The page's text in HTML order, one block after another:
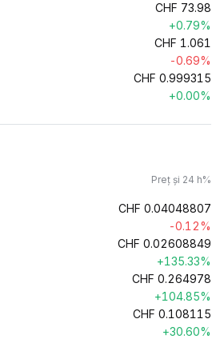
CHF 73.98
+0.79%
CHF 1.061
-0.69%
CHF 0.999315
+0.00%
Preț și 24 h%
CHF 0.04048807
-0.12%
CHF 0.02608849
+135.33%
CHF 0.264978
+104.85%
CHF 0.108115
+30.60%